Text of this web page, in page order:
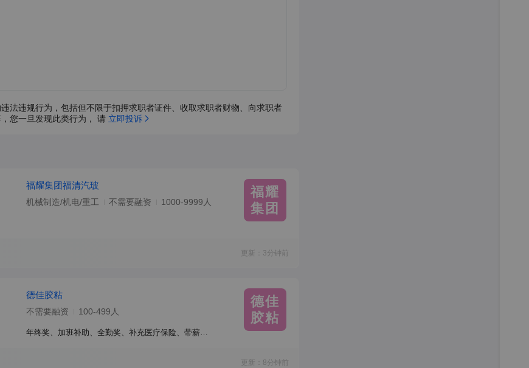
法违规行为，包括但不限于扣押求职者证件、收取求职者财物、向求职者
您一旦发现此类行为， 请 立即投诉
福耀集团福清汽玻
机械制造/机电/重工 不需要融资 1000-9999人
福耀
集团
更新：3分钟前
德佳胶粘
不需要融资 100-499人
年终奖、加班补助、全勤奖、补充医疗保险、带薪年假、节日福利、包吃、包住
德佳
胶粘
更新：8分钟前